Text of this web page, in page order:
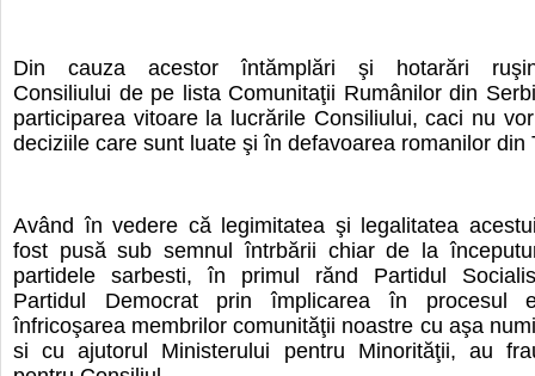
Din cauza acestor întămplări şi hotarări
Consiliului de pe lista Comunitaţii Rumânilor din
participarea vitoare la lucrările Consiliului, caci nu
deciziile care sunt luate şi în defavoarea romanilor din
Având în vedere că legimitatea şi legalitatea
fost pusă sub semnul întrbării chiar de la
partidele sarbesti, în primul rănd Partidul
Partidul Democrat prin împlicarea în procesul
înfricoşarea membrilor comunităţii noastre cu aşa
si cu ajutorul Ministerului pentru Minorităţii, au